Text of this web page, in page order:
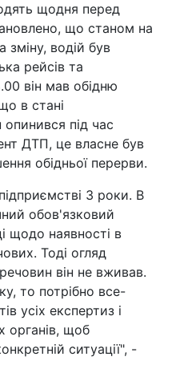
щодня перед
що станом на
водій був
рейсів та
він мав обідню
в стані
опинився під час
ДТП, це власне був
обідньої перерви.
3 роки. В
обов'язковий
щодо наявності в
Тоді огляд
він не вживав.
то потрібно все-
усіх експертиз і
органів, щоб
ситуації", -